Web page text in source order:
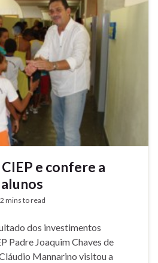
e confere a
2 mins to read
dos investimentos
Padre Joaquim Chaves de
Mannarino visitou a